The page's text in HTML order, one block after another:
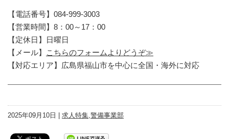
【電話番号】084-999-3003
【営業時間】8：00～17：00
【定休日】日曜日
【メール】
こちらのフォームよりどうぞ≫
【対応エリア】広島県福山市を中心に全国・海外に対応
2025年09月10日 | 求人特集,警備事業部